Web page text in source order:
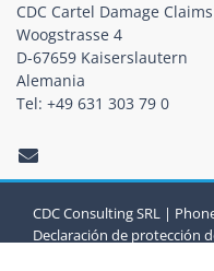
CDC Cartel Damage Claims
Woogstrasse 4
D-67659 Kaiserslautern
Alemania
Tel: +49 631 303 79 0
CDC Consulting SRL |
Declaración de protección